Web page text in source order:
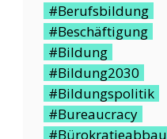
#Berufsbildung
#Beschäftigung
#Bildung
#Bildung2030
#Bildungspolitik
#Bureaucracy
#Bürokratieabbau